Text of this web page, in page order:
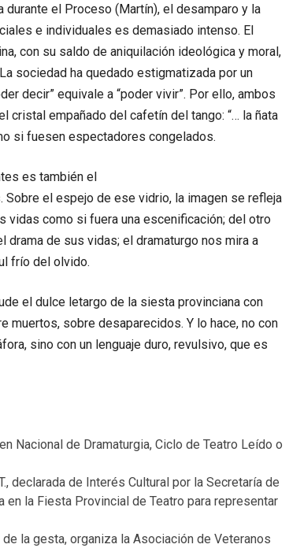
el Proceso (Martín), el desamparo y la
e individuales es demasiado intenso. El
con su saldo de aniquilación ideológica y moral,
sociedad ha quedado estigmatizada por un
decir” equivale a “poder vivir”. Por ello, ambos
cristal empañado del cafetín del tango: “… la ñata
si fuesen espectadores congelados.
es también el
el espejo de ese vidrio, la imagen se refleja
vidas como si fuera una escenificación; del otro
de sus vidas; el dramaturgo nos mira a
frío del olvido.
el dulce letargo de la siesta provinciana con
muertos, sobre desaparecidos. Y lo hace, no con
sino con un lenguaje duro, revulsivo, que es
Nacional de Dramaturgia, Ciclo de Teatro Leído o
declarada de Interés Cultural por la Secretaría de
en la Fiesta Provincial de Teatro para representar
la gesta, organiza la Asociación de Veteranos